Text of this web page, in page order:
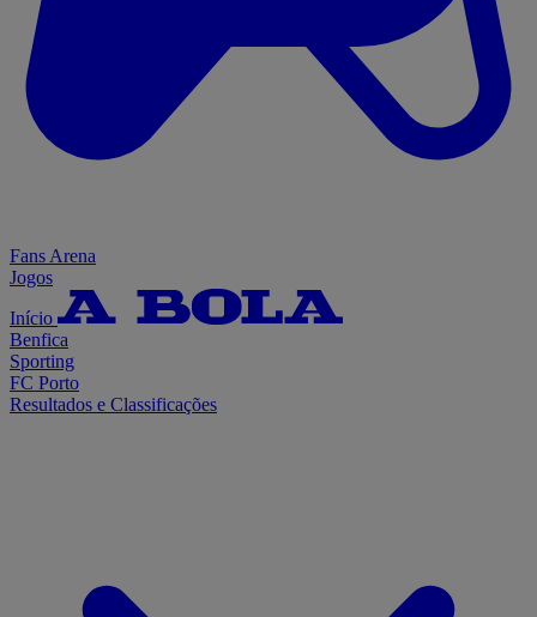
Fans Arena
Jogos
Início
Benfica
Sporting
FC Porto
Resultados e Classificações